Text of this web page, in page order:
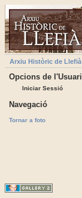
Arxiu Històric de Llefià
Opcions de l'Usuari
Iniciar Sessió
Navegació
Tornar a foto